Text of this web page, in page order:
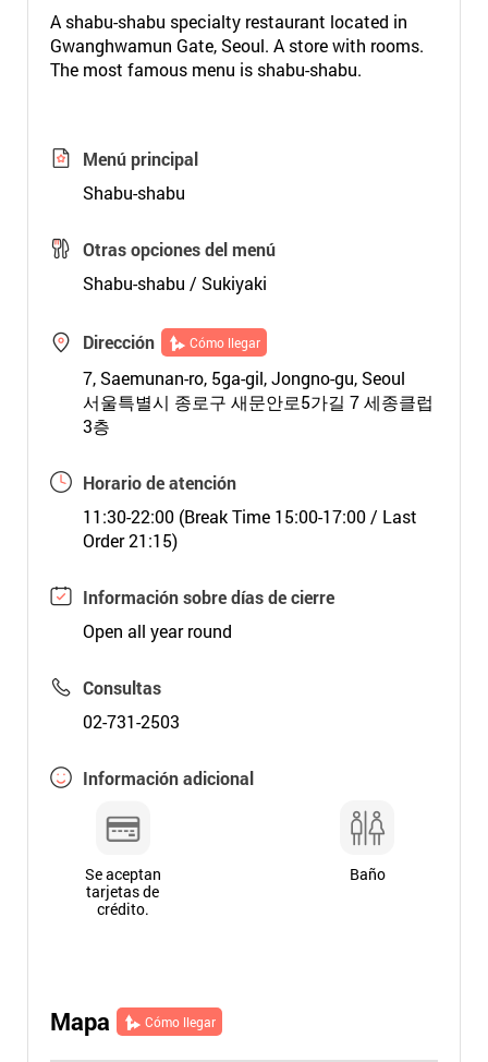
A shabu-shabu specialty restaurant located in
Gwanghwamun Gate, Seoul. A store with rooms.
The most famous menu is shabu-shabu.
Menú principal
Shabu-shabu
Otras opciones del menú
Shabu-shabu / Sukiyaki
Dirección Cómo llegar
7, Saemunan-ro, 5ga-gil, Jongno-gu, Seoul
서울특별시 종로구 새문안로5가길 7 세종클럽
3층
Horario de atención
11:30-22:00 (Break Time 15:00-17:00 / Last
Order 21:15)
Información sobre días de cierre
Open all year round
Consultas
02-731-2503
Información adicional
Se aceptan
tarjetas de
crédito.
Baño
Mapa Cómo llegar